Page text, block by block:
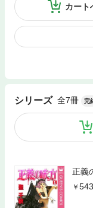
カート
シリーズ 全7冊 完
正義
543